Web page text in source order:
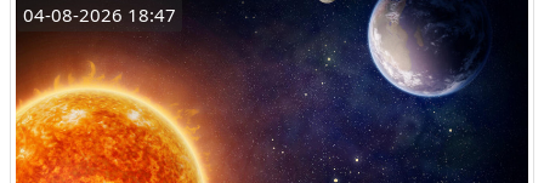
04-08-2026 18:47